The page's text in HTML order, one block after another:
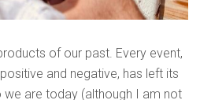
of our past. Every event,
and negative, has left its
we are today (although I am not